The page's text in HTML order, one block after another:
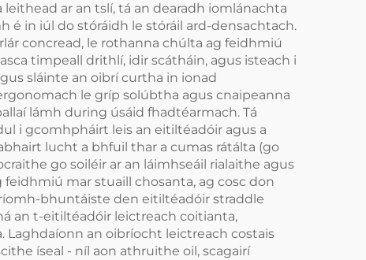
ar an tslí, tá an dearadh iomlánachta
é in iúl do stóráidh le stóráil ard-densachtach.
concread, le rothanna chúlta ag feidhmiú
timpeall drithlí, idir scátháin, agus isteach i
sláinte an oibrí curtha in ionad
le gríp solúbtha agus cnaipeanna
lámh during úsáid fhadtéarmach. Tá
i gcomhpháirt leis an eitiltéadóir agus a
lucht a bhfuil thar a cumas rátálta (go
go soiléir ar an láimhseáil rialaithe agus
mar stuaill chosanta, ag cosc don
bhuntáiste den eitiltéadóir straddle
an t-eitiltéadóir leictreach coitianta,
Laghdaíonn an oibríocht leictreach costais
íseal - níl aon athruithe oil, scagairí